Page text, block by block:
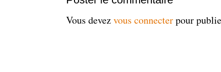
Vous devezvous connecterpour